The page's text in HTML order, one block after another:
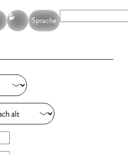
G Sprache